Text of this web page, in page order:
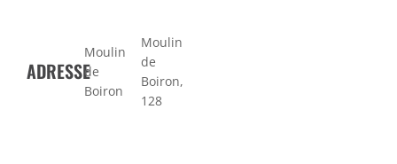
ADRESSE
Moulin
de
Boiron
Moulin
de
Boiron,
128